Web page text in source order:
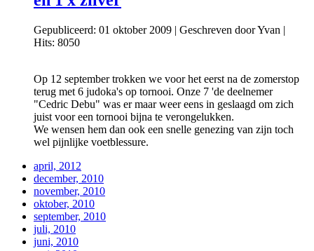
Gepubliceerd: 01 oktober 2009 | Geschreven door Yvan |
Hits: 8050
Op 12 september trokken we voor het eerst na de zomerstop
terug met 6 judoka's op tornooi. Onze 7 'de deelnemer
"Cedric Debu" was er maar weer eens in geslaagd om zich
juist voor een tornooi bijna te verongelukken.
We wensen hem dan ook een snelle genezing van zijn toch
wel pijnlijke voetblessure.
april, 2012
december, 2010
november, 2010
oktober, 2010
september, 2010
juli, 2010
juni, 2010